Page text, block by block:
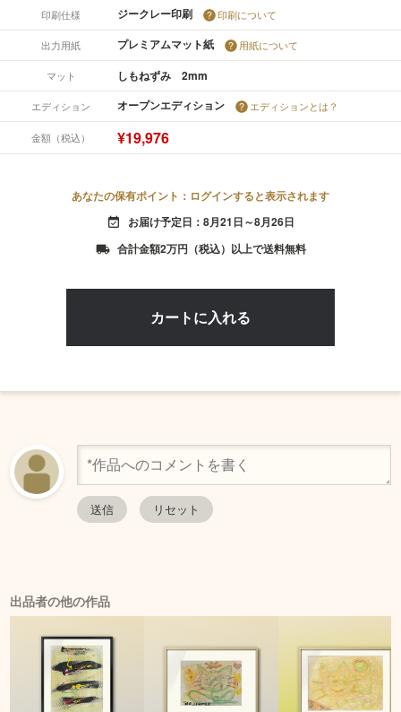
印刷仕様 ジークレー印刷 印刷について
出力用紙 プレミアムマット紙 用紙について
マット しもねずみ 2mm
エディション オープンエディション エディションとは？
金額（税込） ¥19,976
あなたの保有ポイント：ログインすると表示されます
event_available お届け予定日：8月21日～8月26日
local_shipping 合計金額2万円（税込）以上で送料無料
出品者の他の作品